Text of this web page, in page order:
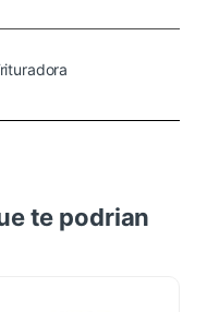
te podrian